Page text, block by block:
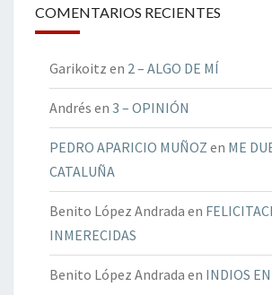
COMENTARIOS RECIENTES
Garikoitz en 2 – ALGO DE MÍ
Andrés en 3 – OPINIÓN
PEDRO APARICIO MUÑOZ en ME
CATALUÑA
Benito López Andrada en
INMERECIDAS
Benito López Andrada en INDIOS